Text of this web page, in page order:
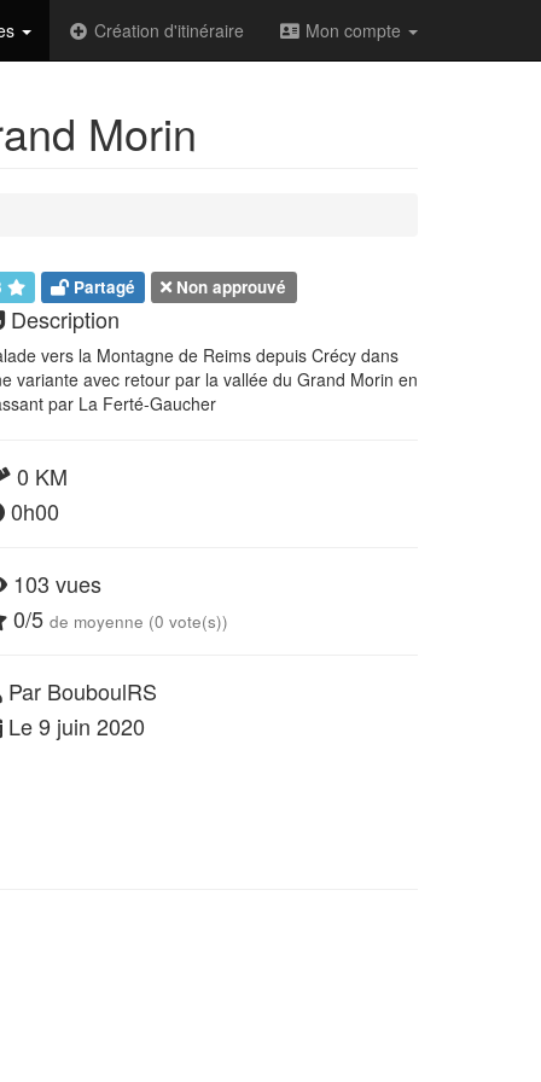
Création d'itinéraire Mon compte
Morin
Partagé Non approuvé
Description
vers la Montagne de Reims depuis Crécy dans
variante avec retour par la vallée du Grand Morin en
par La Ferté-Gaucher
0 KM
0h00
103 vues
0/5 de moyenne (0 vote(s))
Par BouboulRS
Le 9 juin 2020